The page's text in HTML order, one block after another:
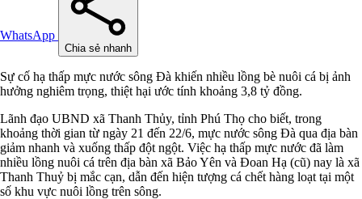
WhatsApp
Chia sẻ nhanh
Sự cố hạ thấp mực nước sông Đà khiến nhiều lồng bè nuôi cá bị ảnh
hưởng nghiêm trọng, thiệt hại ước tính khoảng 3,8 tỷ đồng.
Lãnh đạo UBND xã Thanh Thủy, tỉnh Phú Thọ cho biết, trong
khoảng thời gian từ ngày 21 đến 22/6, mực nước sông Đà qua địa bàn
giảm nhanh và xuống thấp đột ngột. Việc hạ thấp mực nước đã làm
nhiều lồng nuôi cá trên địa bàn xã Bảo Yên và Đoan Hạ (cũ) nay là xã
Thanh Thuỷ bị mắc cạn, dẫn đến hiện tượng cá chết hàng loạt tại một
số khu vực nuôi lồng trên sông.